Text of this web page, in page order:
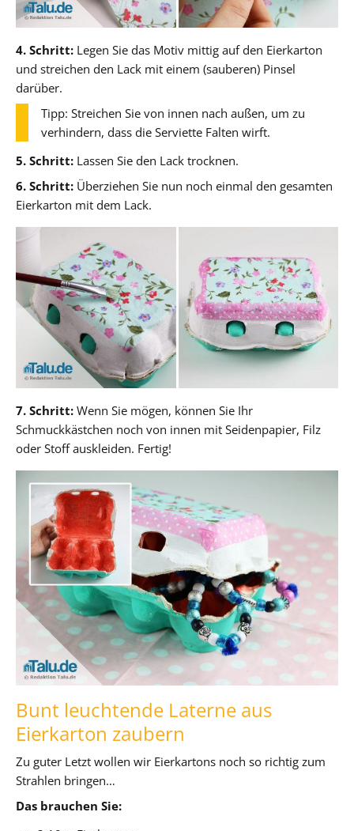
4. Schritt: Legen Sie das Motiv mittig auf den Eierkarton
und streichen den Lack mit einem (sauberen) Pinsel
darüber.
Tipp: Streichen Sie von innen nach außen, um zu
verhindern, dass die Serviette Falten wirft.
5. Schritt: Lassen Sie den Lack trocknen.
6. Schritt: Überziehen Sie nun noch einmal den gesamten
Eierkarton mit dem Lack.
7. Schritt: Wenn Sie mögen, können Sie Ihr
Schmuckkästchen noch von innen mit Seidenpapier, Filz
oder Stoff auskleiden. Fertig!
Bunt leuchtende Laterne aus
Eierkarton zaubern
Zu guter Letzt wollen wir Eierkartons noch so richtig zum
Strahlen bringen…
Das brauchen Sie: